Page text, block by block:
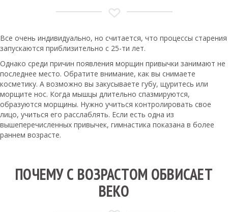
Все очень индивидуально, но считается, что процессы старения
запускаются приблизительно с 25-ти лет.
Однако среди причин появления морщин привычки занимают не
последнее место. Обратите внимание, как вы снимаете
косметику. А возможно вы закусываете губу, щуритесь или
морщите нос. Когда мышцы длительно спазмируются,
образуются морщины. Нужно учиться контролировать свое
лицо, учиться его расслаблять. Если есть одна из
вышеперечисленных привычек, гимнастика показана в более
раннем возрасте.
ПОЧЕМУ С ВОЗРАСТОМ ОБВИСАЕТ
ВЕКО